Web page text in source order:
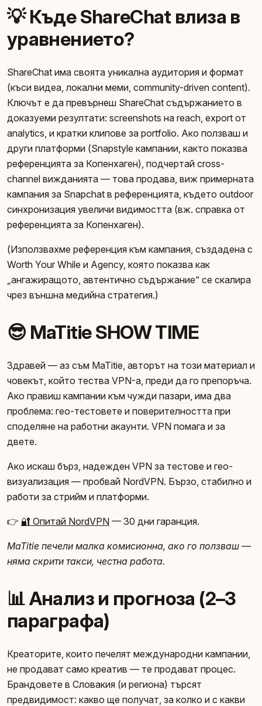
💡 Къде ShareChat влиза в
уравнението?
ShareChat има своята уникална аудитория и формат
(къси видеа, локални меми, community-driven content).
Ключът е да превърнеш ShareChat съдържанието в
доказуеми резултати: screenshots на reach, export от
analytics, и кратки клипове за portfolio. Ако ползваш и
други платформи (Snapstyle кампании, както показва
референцията за Копенхаген), подчертай cross-
channel вижданията — това продава, виж примерната
кампания за Snapchat в референцията, където outdoor
синхронизация увеличи видимостта (вж. справка от
референцията за Копенхаген).
(Използвахме референция към кампания, създадена с
Worth Your While и Agency, която показва как
„ангажиращото, автентично съдържание“ се скалира
чрез външна медийна стратегия.)
😎 MaTitie SHOW TIME
Здравей — аз съм MaTitie, авторът на този материал и
човекът, който тества VPN-а, преди да го препоръча.
Ако правиш кампании към чужди пазари, има два
проблема: гео-тестовете и поверителността при
споделяне на работни акаунти. VPN помага и за
двете.
Ако искаш бърз, надежден VPN за тестове и гео-
визуализация — пробвай NordVPN. Бързо, стабилно и
работи за стрийм и платформи.
👉 🔐 Опитай NordVPN — 30 дни гаранция.
MaTitie печели малка комисионна, ако го ползваш —
няма скрити такси, честна работа.
📊 Анализ и прогноза (2–3
параграфа)
Креаторите, които печелят международни кампании,
не продават само креатив — те продават процес.
Брандовете в Словакия (и региона) търсят
предвидимост: какво ще получат, за колко и с какви